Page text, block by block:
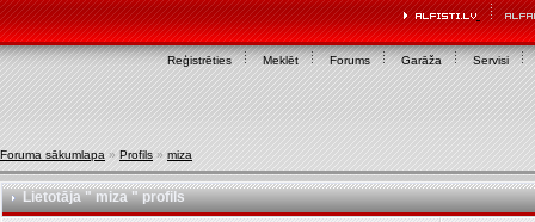
Reģistrēties Meklēt Forums Garāža Servisi
Foruma sākumlapa » Profils » miza
Lietotāja " miza " profils